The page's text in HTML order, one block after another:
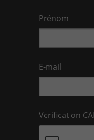
Prénom
E-mail
Verification